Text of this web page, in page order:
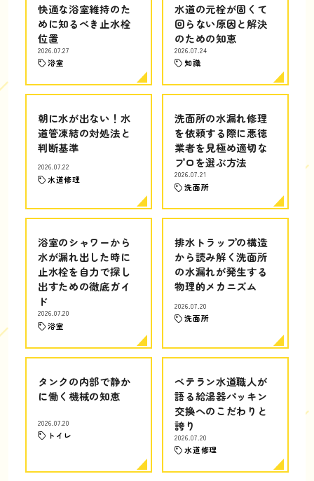
快適な浴室維持のた
めに知るべき止水栓
位置
2026.07.27
浴室
水道の元栓が固くて
回らない原因と解決
のための知恵
2026.07.24
知識
朝に水が出ない！水
道管凍結の対処法と
判断基準
2026.07.22
水道修理
洗面所の水漏れ修理
を依頼する際に悪徳
業者を見極め適切な
プロを選ぶ方法
2026.07.21
洗面所
浴室のシャワーから
水が漏れ出した時に
止水栓を自力で探し
出すための徹底ガイ
ド
2026.07.20
浴室
排水トラップの構造
から読み解く洗面所
の水漏れが発生する
物理的メカニズム
2026.07.20
洗面所
タンクの内部で静か
に働く機械の知恵
2026.07.20
トイレ
ベテラン水道職人が
語る給湯器パッキン
交換へのこだわりと
誇り
2026.07.20
水道修理